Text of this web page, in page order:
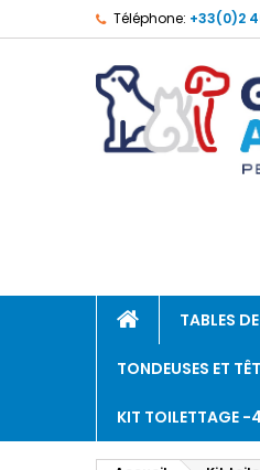
Téléphone: +33(0)2
TABLES
TONDEUSES ET
KIT TOILETTAGE -